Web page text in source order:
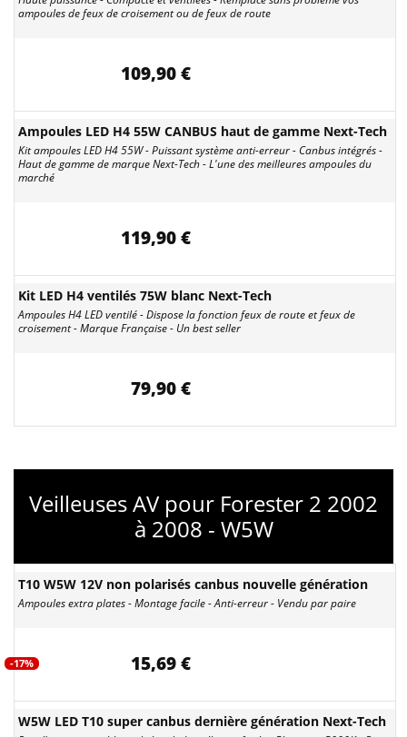
ampoules de feux de croisement ou de feux de route
109,90 €
Ampoules LED H4 55W CANBUS haut de gamme Next-Tech
Kit ampoules LED H4 55W - Puissant système anti-erreur - Canbus intégrés -
Haut de gamme de marque Next-Tech - L'une des meilleures ampoules du
marché
119,90 €
Kit LED H4 ventilés 75W blanc Next-Tech
Ampoules H4 LED ventilé - Dispose la fonction feux de route et feux de
croisement - Marque Française - Un best seller
79,90 €
Veilleuses AV pour Forester 2 2002
à 2008 - W5W
T10 W5W 12V non polarisés canbus nouvelle génération
Ampoules extra plates - Montage facile - Anti-erreur - Vendu par paire
-17% 15,69 €
W5W LED T10 super canbus dernière génération Next-Tech